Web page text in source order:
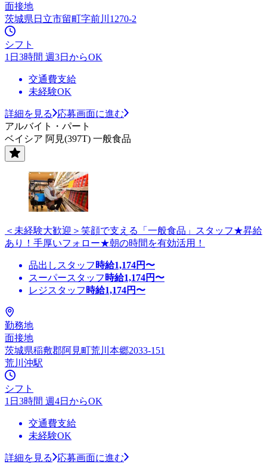
面接地
茨城県日立市留町字前川1270-2
シフト
1日3時間 週3日からOK
交通費支給
未経験OK
詳細を見る
応募画面に進む
アルバイト・パート
ベイシア 阿見(397T) 一般食品
＜未経験大歓迎＞笑顔で支える「一般食品」スタッフ★昇給
あり！手厚いフォロー★朝の時間を有効活用！
品出しスタッフ 時給1,174円〜
スーパースタッフ 時給1,174円〜
レジスタッフ 時給1,174円〜
勤務地
面接地
茨城県稲敷郡阿見町荒川本郷2033-151
荒川沖駅
シフト
1日3時間 週4日からOK
交通費支給
未経験OK
詳細を見る
応募画面に進む